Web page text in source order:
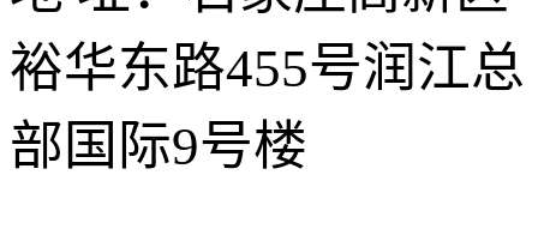
裕华东路455号润江总
部国际9号楼